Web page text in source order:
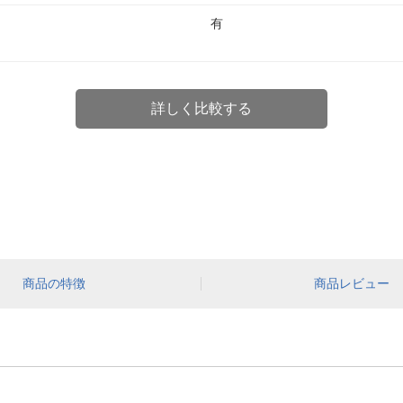
有
詳しく比較する
商品の特徴 商品レビュー